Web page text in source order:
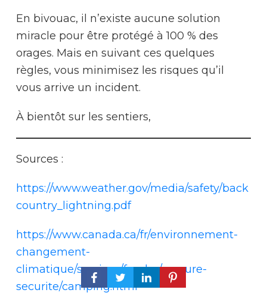
En bivouac, il n’existe aucune solution
miracle pour être protégé à 100 % des
orages. Mais en suivant ces quelques
règles, vous minimisez les risques qu’il
vous arrive un incident.
À bientôt sur les sentiers,
Sources :
https://www.weather.gov/media/safety/back
country_lightning.pdf
https://www.canada.ca/fr/environnement-
changement-
climatique/services/foudre/mesure-
securite/camping.html